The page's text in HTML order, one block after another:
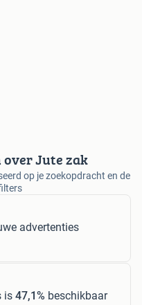
Jute zak
op je zoekopdracht en de
advertenties
is 47,1% beschikbaar